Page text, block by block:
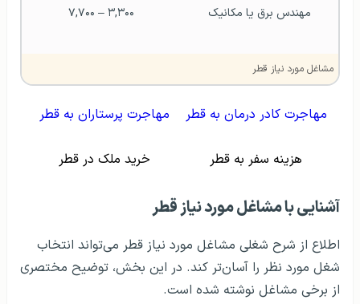
مهندس برق یا مکانیک ۳,۳۰۰ – ۷,۷۰۰
مشاغل مورد نیاز قطر
مهاجرت کادر درمان به قطر مهاجرت پرستاران به قطر
هزینه سفر به قطر خرید ملک در قطر
آشنایی با مشاغل مورد نیاز قطر
اطلاع از شرح شغلی مشاغل مورد نیاز قطر می‌تواند انتخاب
شغل مورد نظر را آسان‌تر کند. در این بخش، توضیح مختصری
از برخی مشاغل نوشته شده است.